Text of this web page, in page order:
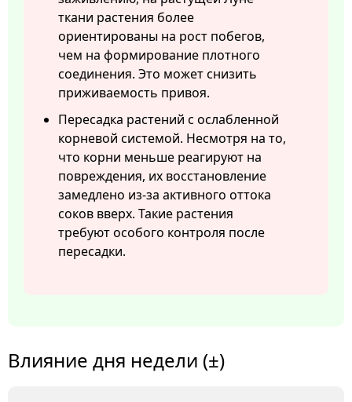
ткани растения более
ориентированы на рост побегов,
чем на формирование плотного
соединения. Это может снизить
приживаемость привоя.
Пересадка растений с ослабленной
корневой системой. Несмотря на то,
что корни меньше реагируют на
повреждения, их восстановление
замедлено из-за активного оттока
соков вверх. Такие растения
требуют особого контроля после
пересадки.
Влияние дня недели (±)